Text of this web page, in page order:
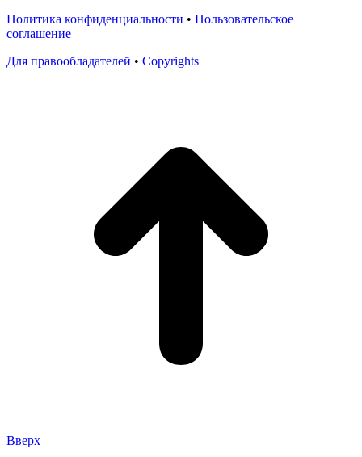
Политика конфиденциальности • Пользовательское
соглашение
Для правообладателей • Copyrights
Вверх